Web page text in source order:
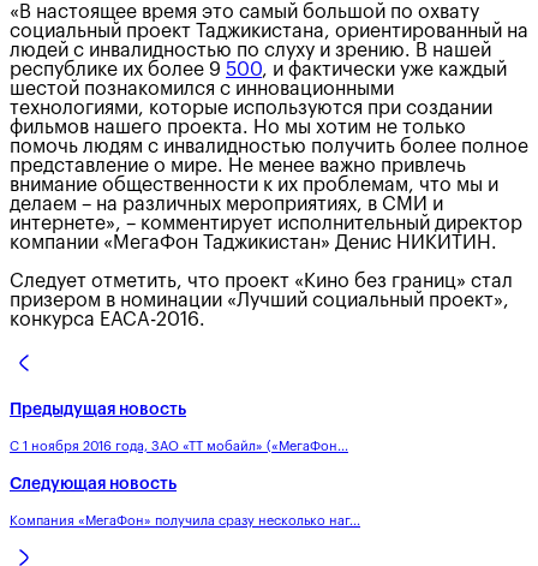
«В настоящее время это самый большой по охвату
социальный проект Таджикистана, ориентированный на
людей с инвалидностью по слуху и зрению. В нашей
республике их более 9 500, и фактически уже каждый
шестой познакомился с инновационными
технологиями, которые используются при создании
фильмов нашего проекта. Но мы хотим не только
помочь людям с инвалидностью получить более полное
представление о мире. Не менее важно привлечь
внимание общественности к их проблемам, что мы и
делаем – на различных мероприятиях, в СМИ и
интернете», – комментирует исполнительный директор
компании «МегаФон Таджикистан» Денис НИКИТИН.
Следует отметить, что проект «Кино без границ» стал
призером в номинации «Лучший социальный проект»,
конкурса ЕАСА-2016.
Предыдущая новость
С 1 ноября 2016 года, ЗАО «ТТ мобайл» («МегаФон...
Следующая новость
Компания «МегаФон» получила сразу несколько наг...